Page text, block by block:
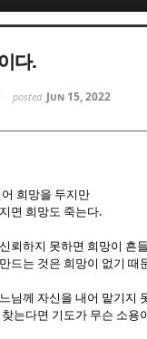
다.
posted Jun 15, 2022
희망을 두지만
면 희망도 죽는다.
뢰하지 못하면 희망이 흔
드는 것은 희망이 없기 때
님께 자신을 내어 맡기지
는다면 기도가 무슨 소용
스케치북5
스케치북5
스케치북5
스케치북5